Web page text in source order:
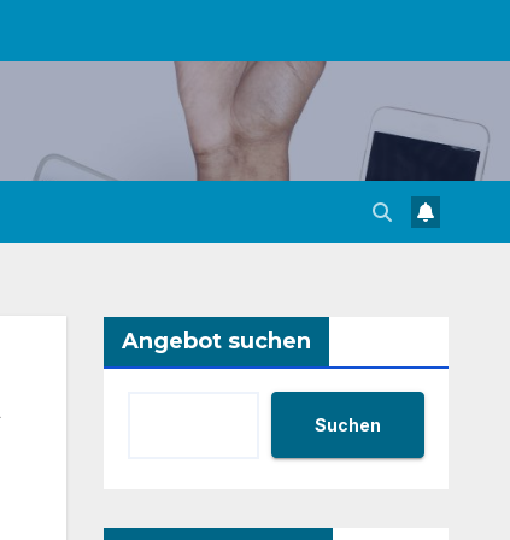
Angebot suchen
Suchen